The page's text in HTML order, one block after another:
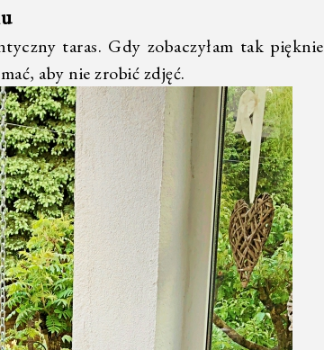
taras. Gdy zobaczyłam tak pięknie
aby nie zrobić zdjęć.